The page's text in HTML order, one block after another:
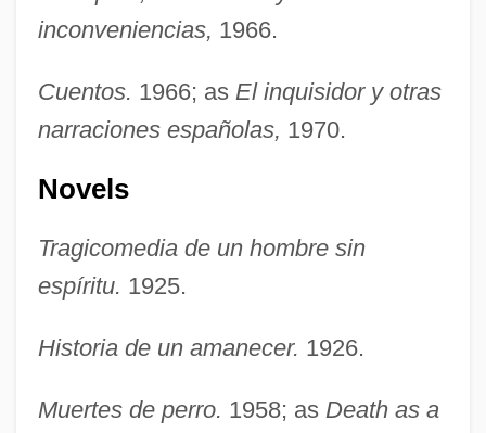
inconveniencias, 1966.
Cuentos. 1966; as El inquisidor y otras
narraciones españolas, 1970.
Novels
Tragicomedia de un hombre sin
espíritu. 1925.
Historia de un amanecer. 1926.
Muertes de perro. 1958; as Death as a